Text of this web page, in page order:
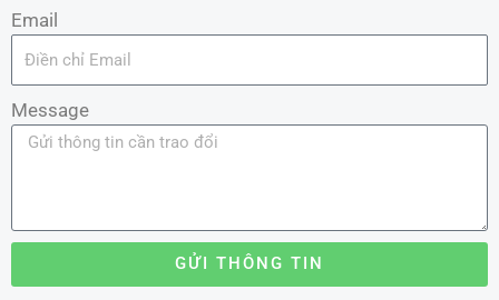
Email
Message
GỬI THÔNG TIN